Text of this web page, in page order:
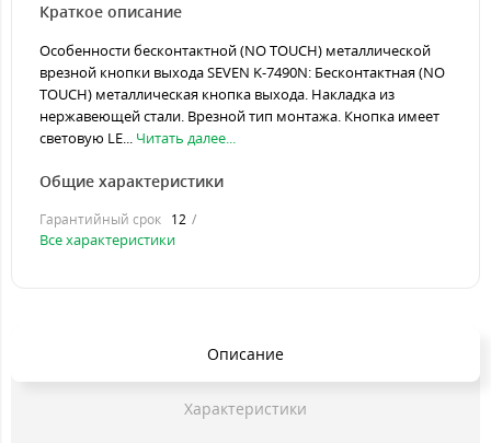
Краткое описание
Особенности бесконтактной (NO TOUCH) металлической
врезной кнопки выхода SEVEN K-7490N: Бесконтактная (NO
TOUCH) металлическая кнопка выхода. Накладка из
нержавеющей стали. Врезной тип монтажа. Кнопка имеет
световую LE... Читать далее...
Общие характеристики
Гарантийный срок 12
Все характеристики
Описание
Характеристики